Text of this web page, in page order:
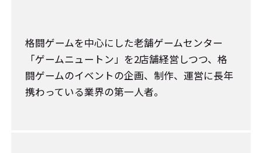
格闘ゲームを中心にした老舗ゲームセンター
「ゲームニュートン」を2店舗経営しつつ、格
闘ゲームのイベントの企画、制作、運営に長年
携わっている業界の第一人者。